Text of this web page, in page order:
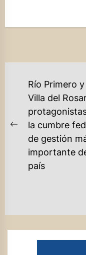
NAVEGACIÓN
ENTRADAS
Previous
post:
Río Primero y
Villa del
la cumbre
de gestión
importante
país